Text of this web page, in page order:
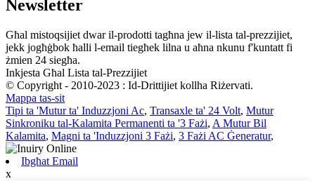
Newsletter
Għal mistoqsijiet dwar il-prodotti tagħna jew il-lista tal-prezzijiet,
jekk jogħġbok ħalli l-email tiegħek lilna u aħna nkunu f'kuntatt fi
żmien 24 siegħa.
Inkjesta Għal Lista tal-Prezzijiet
© Copyright - 2010-2023 : Id-Drittijiet kollha Riżervati.
Mappa tas-sit
Tipi ta 'Mutur ta' Induzzjoni Ac, Transaxle ta' 24 Volt, Mutur
Sinkroniku tal-Kalamita Permanenti ta '3 Fażi, A Mutur Bil
Kalamita, Magni ta 'Induzzjoni 3 Fażi, 3 Fażi AC Ġeneratur,
Ibgħat Email
x